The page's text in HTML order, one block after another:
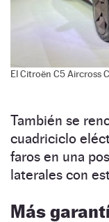
El Citroën C5 Aircross
También se
cuadriciclo
faros en una
laterales con
Más